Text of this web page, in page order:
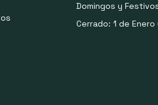
Domingos y
Cerrado: 1 de